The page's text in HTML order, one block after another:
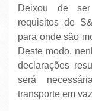
Deixou de
requisitos de
para onde são
Deste modo,
declarações
será
transporte em